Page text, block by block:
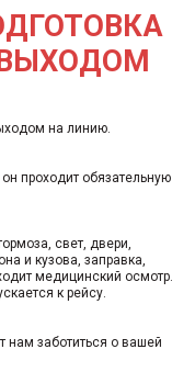
на линию.
проходит обязательную
свет, двери,
и кузова, заправка,
медицинский осмотр.
к рейсу.
нам заботиться о вашей